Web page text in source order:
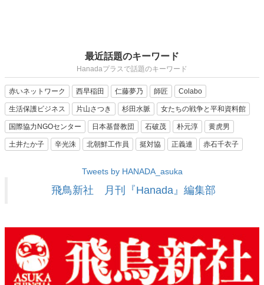
最近話題のキーワード
Hanadaプラスで話題のキーワード
赤いネットワーク 西早稲田 仁藤夢乃 師匠 Colabo
生活保護ビジネス 片山さつき 杉田水脈 女たちの戦争と平和資料館
国際協力NGOセンター 日本基督教団 石破茂 朴元淳 黄虎男
土井たか子 辛光洙 北朝鮮工作員 挺対協 正義連 赤石千衣子
Tweets by HANADA_asuka
飛鳥新社 月刊『Hanada』編集部